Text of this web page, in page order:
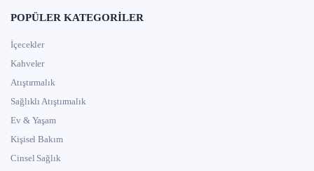
POPÜLER KATEGORILER
İçecekler
Kahveler
Atıştırmalık
Sağlıklı Atıştırmalık
Ev & Yaşam
Kişisel Bakım
Cinsel Sağlık